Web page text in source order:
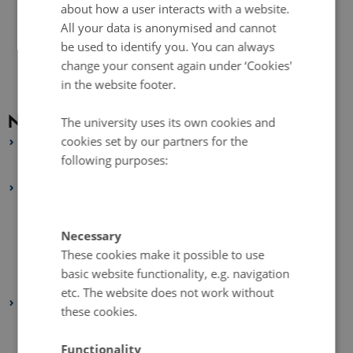
News archive
January 2026(1 entry)
September 2025(1 entry)
August 2025(1 entry)
January 2025(1 entry)
October 2024(1 entry)
about how a user interacts with a website.
All your data is anonymised and cannot
be used to identify you. You can always
change your consent again under ‘Cookies'
in the website footer.
The university uses its own cookies and
cookies set by our partners for the
following purposes:
Necessary
These cookies make it possible to use
basic website functionality, e.g. navigation
etc. The website does not work without
these cookies.
Functionality